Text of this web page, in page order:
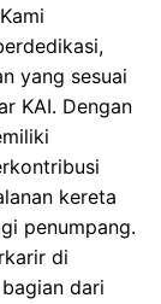
yang sesuai
KAI. Dengan
kereta
penumpang.
di
dari